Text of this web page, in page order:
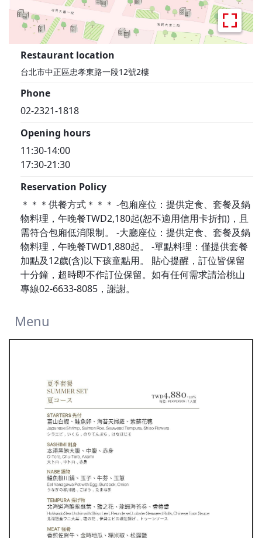
Restaurant location
台北市中正區忠孝東路一段12號2樓
Phone
02-2321-1818
Opening hours
11:30-14:00
17:30-21:30
Reservation Policy
＊＊＊供餐方式＊＊＊ -包廂座位：提供定食、套餐及鍋
物料理，午晚餐TWD2,180起(恕不適用信用卡折扣)，且
需符合包廂低消限制。 -大廳座位：提供定食、套餐及鍋
物料理，午晚餐TWD1,880起。 -單點料理：僅提供套餐
加點及12歲(含)以下孩童點用。 貼心提醒，訂位皆保留
十分鐘，超時即不作訂位保留。如有任何需求請洽桃山
專線02-6633-8085，謝謝。
Menu